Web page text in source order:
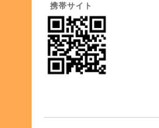
携帯サイト